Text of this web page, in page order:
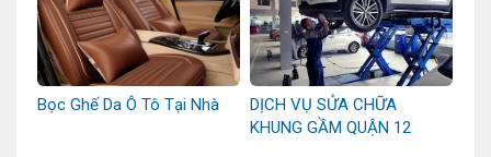
Bọc Ghế Da Ô Tô Tại Nhà
DỊCH VỤ SỬA CHỮA
KHUNG GẦM QUẬN 12